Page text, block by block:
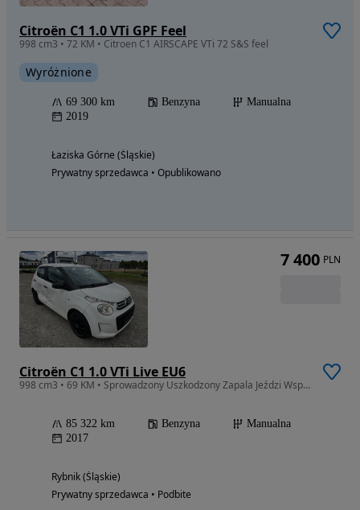
Citroën C1 1.0 VTi GPF Feel
998 cm3 • 72 KM • Citroen C1 AIRSCAPE VTi 72 S&S feel
Wyróżnione
69 300 km Benzyna
Manualna
2019
Łaziska Górne (Śląskie)
Prywatny sprzedawca • Opublikowano
Citroën C1 1.0 VTi Live EU6
998 cm3 • 69 KM • Sprowadzony Uszkodzony Zapala Jeździ Wspomaganie po opłatach
85 322 km Benzyna
Manualna
2017
Rybnik (Śląskie)
Prywatny sprzedawca • Podbite
7 400 PLN